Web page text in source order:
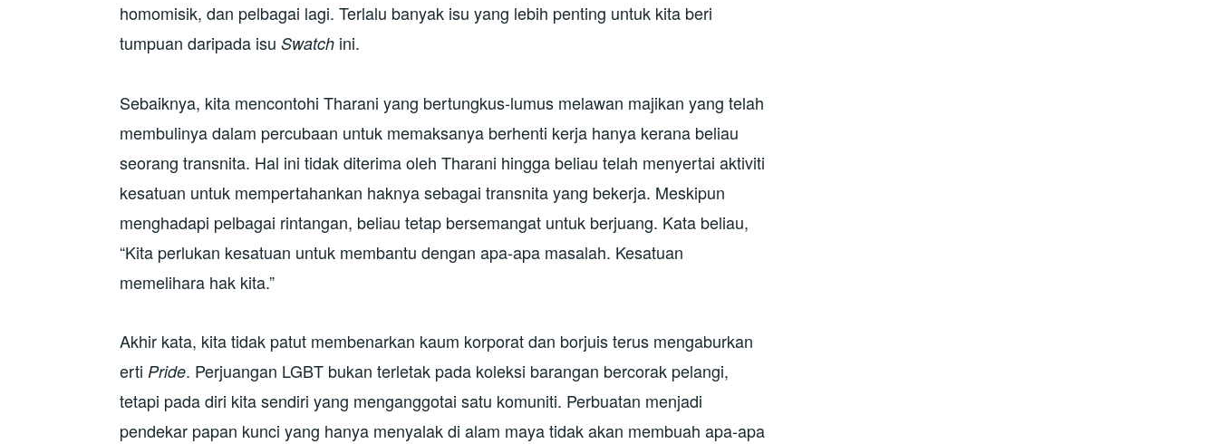
homomisik, dan pelbagai lagi. Terlalu banyak isu yang lebih penting untuk kita beri
tumpuan daripada isu Swatch ini.
Sebaiknya, kita mencontohi Tharani yang bertungkus-lumus melawan majikan yang telah
membulinya dalam percubaan untuk memaksanya berhenti kerja hanya kerana beliau
seorang transnita. Hal ini tidak diterima oleh Tharani hingga beliau telah menyertai aktiviti
kesatuan untuk mempertahankan haknya sebagai transnita yang bekerja. Meskipun
menghadapi pelbagai rintangan, beliau tetap bersemangat untuk berjuang. Kata beliau,
“Kita perlukan kesatuan untuk membantu dengan apa-apa masalah. Kesatuan
memelihara hak kita.”
Akhir kata, kita tidak patut membenarkan kaum korporat dan borjuis terus mengaburkan
erti Pride. Perjuangan LGBT bukan terletak pada koleksi barangan bercorak pelangi,
tetapi pada diri kita sendiri yang menganggotai satu komuniti. Perbuatan menjadi
pendekar papan kunci yang hanya menyalak di alam maya tidak akan membuah apa-apa